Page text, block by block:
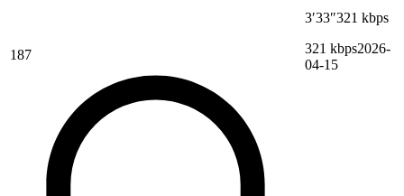
187
3′33″321 kbps
321 kbps2026-
04-15